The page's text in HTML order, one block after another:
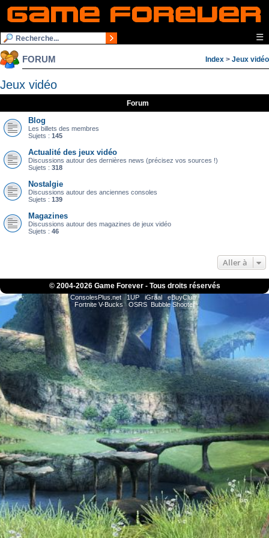
☰
FORUM Index > Jeux vidéo
Jeux vidéo
Forum
Blog
Les billets des membres
Sujets : 145
Actualité des jeux vidéo
Discussions autour des dernières news (précisez vos sources !)
Sujets : 318
Nostalgie
Discussions autour des anciennes consoles
Sujets : 139
Magazines
Discussions autour des magazines de jeux vidéo
Sujets : 46
Aller à
© 2004-2026 Game Forever - Tous droits réservés
ConsolesPlus.net 1UP iGraal
eBuyClub
Fortnite V-Bucks
OSRS Bubble Shooter